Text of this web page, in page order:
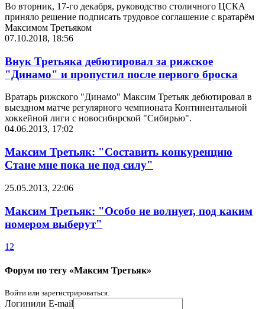
Во вторник, 17-го декабря, руководство столичного ЦСКА
приняло решение подписать трудовое соглашение с вратарём
Максимом Третьяком
07.10.2018, 18:56
Внук Третьяка дебютировал за рижское
"Динамо" и пропустил после первого броска
Вратарь рижского "Динамо" Максим Третьяк дебютировал в
выездном матче регулярного чемпионата Континентальной
хоккейной лиги с новосибирской "Сибирью".
04.06.2013, 17:02
Максим Третьяк: "Составить конкуренцию
Стане мне пока не под силу"
25.05.2013, 22:06
Максим Третьяк: "Особо не волнует, под каким
номером выберут"
1 2
Форум по тегу «Максим Третьяк»
Войти или зарегистрироваться.
Логинили E-mail